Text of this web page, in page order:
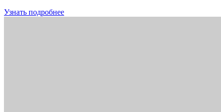
Узнать подробнее